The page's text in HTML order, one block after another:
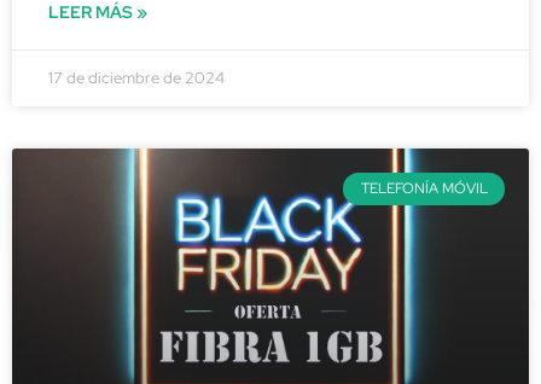
LEER MÁS »
17 de diciembre de 2024
TELEFONÍA MÓVIL